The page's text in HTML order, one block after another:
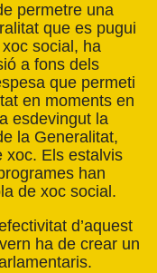
permetre una
que es pugui
social, ha
a fons dels
que permeti
en moments en
esdevingut la
la Generalitat,
xoc. Els estalvis
han
de xoc social.
d’aquest
ha de crear un